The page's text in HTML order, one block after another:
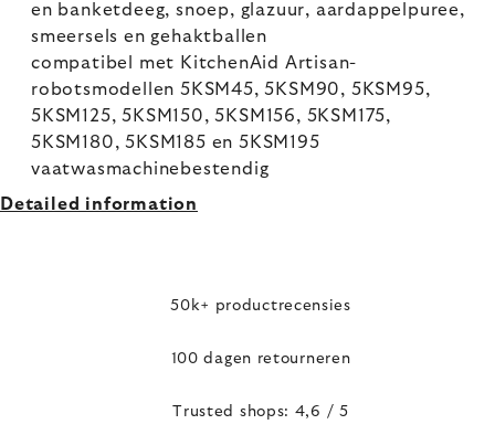
en banketdeeg, snoep, glazuur, aardappelpuree,
smeersels en gehaktballen
compatibel met KitchenAid Artisan-
robotsmodellen 5KSM45, 5KSM90, 5KSM95,
5KSM125, 5KSM150, 5KSM156, 5KSM175,
5KSM180, 5KSM185 en 5KSM195
vaatwasmachinebestendig
Detailed information
50k+ productrecensies
100 dagen retourneren
Trusted shops: 4,6 / 5